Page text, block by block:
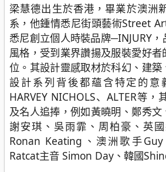
梁慧德出生於香港，畢業於澳洲
系，他鍾情悉尼街頭藝術Street
悉尼創立個人時裝品牌─INJURY
風格，受到業界讚揚及服裝愛好
位。其設計靈感取材於科幻、建
設計系列背後都蘊含特定的意
HARVEY NICHOLS、ALTER等
及名人追捧，例如黃曉明、鄭秀文
謝安琪、吳雨霏、周柏豪、英
Ronan Keating、澳洲歌手
Ratcat主音 Simon Day、韓國